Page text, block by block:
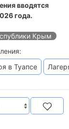
вводятся
года.
Крым
в Туапсе